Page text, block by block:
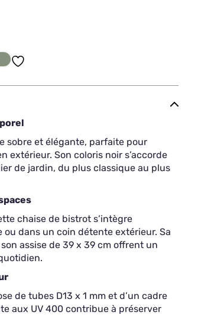
sobre et élégante, parfaite pour
extérieur. Son coloris noir s’accorde
de jardin, du plus classique au plus
chaise de bistrot s’intègre
dans un coin détente extérieur. Sa
assise de 39 x 39 cm offrent un
de tubes D13 x 1 mm et d’un cadre
aux UV 400 contribue à préserver